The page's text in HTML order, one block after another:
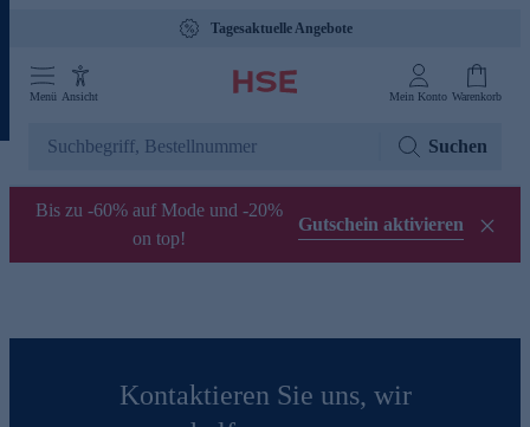
Tagesaktuelle Angebote
Menü Ansicht Mein Konto Warenkorb
Suchen
Bis zu -60% auf Mode und -20%
on top!
Gutschein aktivieren
Kontaktieren Sie uns, wir